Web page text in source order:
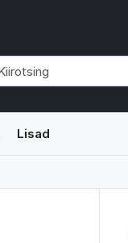
Lisad